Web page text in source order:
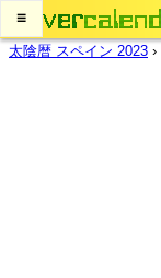
≡
太陰暦 スペイン 2023 ›